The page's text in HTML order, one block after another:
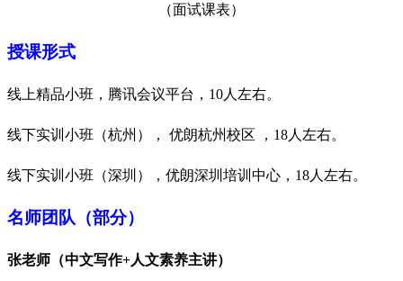
（面试课表）
授课形式
线上精品小班，腾讯会议平台， 10人左右。
线下实训小班（杭州）， 优朗杭州校区 ， 18人左右。
线下实训小班（深圳），优朗深圳培训中心， 18人左右。
名师团队（部分）
张老师（中文写作+人文素养主讲）